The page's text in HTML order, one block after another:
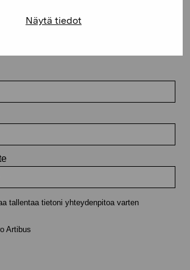
Näytä tiedotnäyttelyistä ja
tallentaa tietoni yhteydenpitoa varten
Artibus